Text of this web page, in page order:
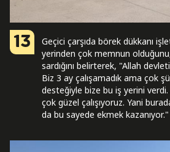
13
Geçici çarşıda börek dükkanı
yerinden çok memnun
sardığını belirterek, "Allah
Biz 3 ay çalışamadık ama çok
desteğiyle bize bu iş yerini
çok güzel çalışıyoruz. Yani
da bu sayede ekmek